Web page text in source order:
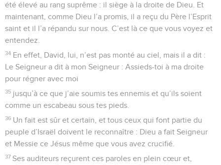
été élevé au rang suprême : il siège à la droite de Dieu. Et
maintenant, comme Dieu l’a promis, il a reçu du Père l’Esprit
saint et il l’a répandu sur nous. C’est là ce que vous voyez et
entendez.
34 En effet, David, lui, n’est pas monté au ciel, mais il a dit :
Le Seigneur a dit à mon Seigneur : Assieds-toi à ma droite
pour régner avec moi
35 jusqu’à ce que j’aie soumis tes ennemis et qu’ils soient
comme un escabeau sous tes pieds.
36 Un fait est sûr et certain, et tous ceux qui font partie du
peuple d’Israël doivent le reconnaître : Dieu a fait Seigneur
et Messie ce Jésus même que vous avez crucifié.
37 Ses auditeurs reçurent ces paroles en plein cœur et,